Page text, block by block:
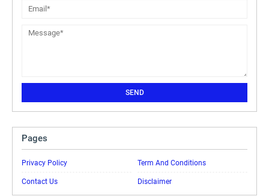
Pages
Privacy Policy Term And Conditions
Contact Us Disclaimer